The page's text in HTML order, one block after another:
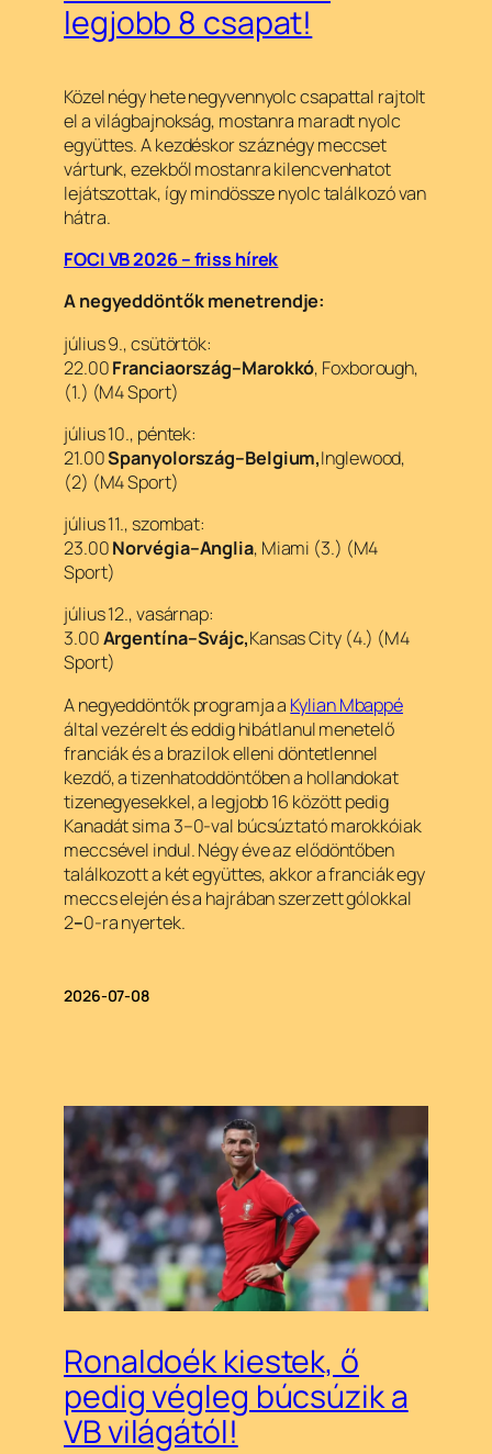
legjobb 8 csapat!
Közel négy hete negyvennyolc csapattal rajtolt
el a világbajnokság, mostanra maradt nyolc
együttes. A kezdéskor száznégy meccset
vártunk, ezekből mostanra kilencvenhatot
lejátszottak, így mindössze nyolc találkozó van
hátra.
FOCI VB 2026 – friss hírek
A negyeddöntők menetrendje:
július 9., csütörtök:
22.00Franciaország–Marokkó, Foxborough,
(1.) (M4 Sport)
július 10., péntek:
21.00Spanyolország–Belgium,Inglewood,
(2) (M4 Sport)
július 11., szombat:
23.00Norvégia–Anglia, Miami (3.) (M4
Sport)
július 12., vasárnap:
3.00Argentína–Svájc,Kansas City (4.) (M4
Sport)
A negyeddöntők programja a Kylian Mbappé
által vezérelt és eddig hibátlanul menetelő
franciák és a brazilok elleni döntetlennel
kezdő, a tizenhatoddöntőben a hollandokat
tizenegyesekkel, a legjobb 16 között pedig
Kanadát sima 3–0-val búcsúztató marokkóiak
meccsével indul. Négy éve az elődöntőben
találkozott a két együttes, akkor a franciák egy
meccs elején és a hajrában szerzett gólokkal
2–0-ra nyertek.
2026-07-08
Ronaldoék kiestek, ő
pedig végleg búcsúzik a
VB világától!